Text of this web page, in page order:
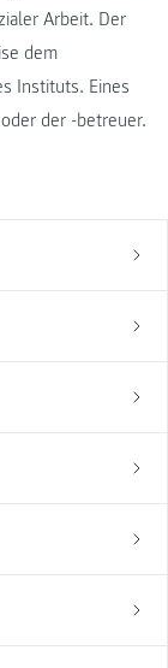
Arbeit. Der
dem
Instituts. Eines
der -betreuer.